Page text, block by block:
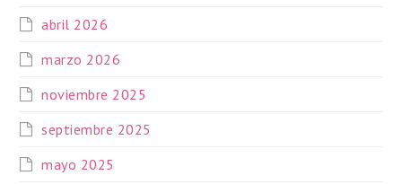
abril 2026
marzo 2026
noviembre 2025
septiembre 2025
mayo 2025